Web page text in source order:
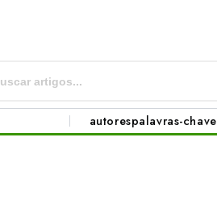
autorespalavras-chave